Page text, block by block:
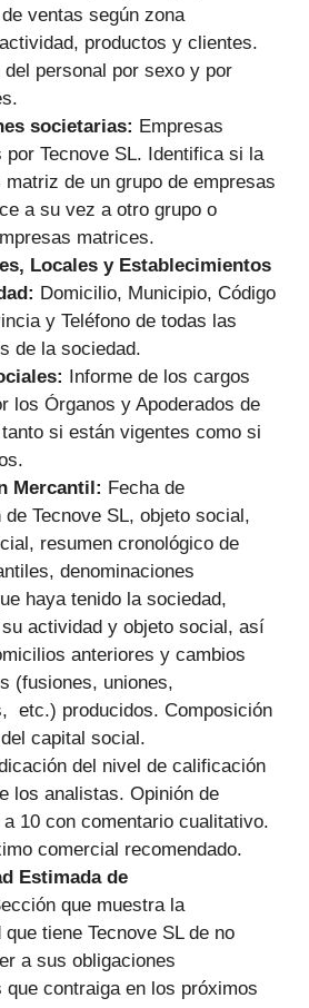
ventas según zona
productos y clientes.
personal por sexo y por
societarias: Empresas
por Tecnove SL. Identifica si la
matriz de un grupo de empresas
a su vez a otro grupo o
matrices.
Locales y Establecimientos
Domicilio, Municipio, Código
y Teléfono de todas las
de la sociedad.
Informe de los cargos
los Órganos y Apoderados de
si están vigentes como si
Mercantil: Fecha de
Tecnove SL, objeto social,
resumen cronológico de
denominaciones
haya tenido la sociedad,
actividad y objeto social, así
anteriores y cambios
(fusiones, uniones,
etc.) producidos. Composición
capital social.
del nivel de calificación
los analistas. Opinión de
10 con comentario cualitativo.
comercial recomendado.
Estimada de
que muestra la
que tiene Tecnove SL de no
a sus obligaciones
que contraiga en los próximos